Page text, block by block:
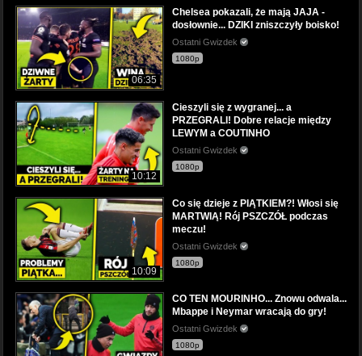
06:35
Chelsea pokazali, że mają JAJA -
dosłownie... DZIKI zniszczyły boisko!
Ostatni Gwizdek
1080p
10:12
Cieszyli się z wygranej... a
PRZEGRALI! Dobre relacje między
LEWYM a COUTINHO
Ostatni Gwizdek
1080p
10:09
Co się dzieje z PIĄTKIEM?! Włosi się
MARTWIĄ! Rój PSZCZÓŁ podczas
meczu!
Ostatni Gwizdek
1080p
CO TEN MOURINHO... Znowu odwala...
Mbappe i Neymar wracają do gry!
Ostatni Gwizdek
1080p